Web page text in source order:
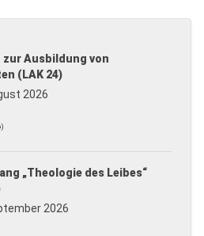
zur Ausbildung von
(LAK 24)
2026
„Theologie des Leibes“
2026